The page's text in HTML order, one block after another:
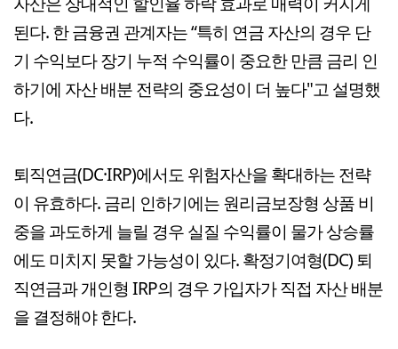
된다. 한 금융권 관계자는 “특히 연금 자산의 경우 단
기 수익보다 장기 누적 수익률이 중요한 만큼 금리 인
하기에 자산 배분 전략의 중요성이 더 높다"고 설명했
다.
퇴직연금(DC·IRP)에서도 위험자산을 확대하는 전략
이 유효하다. 금리 인하기에는 원리금보장형 상품 비
중을 과도하게 늘릴 경우 실질 수익률이 물가 상승률
에도 미치지 못할 가능성이 있다. 확정기여형(DC) 퇴
직연금과 개인형 IRP의 경우 가입자가 직접 자산 배분
을 결정해야 한다.